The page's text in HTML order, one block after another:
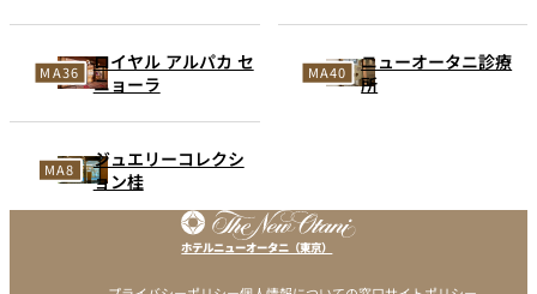
ロイヤル アルパカ セ
ニョーラ
ニューオータニ診療
所
ジュエリーコレクシ
ョン桂
ホテルニューオータニ（東京）